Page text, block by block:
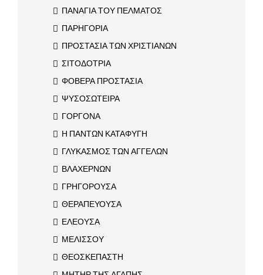
ΠΑΝΑΓΙΑ ΤΟΥ ΠΕΛΜΑΤΟΣ
ΠΑΡΗΓΟΡΙΑ
ΠΡΟΣΤΑΣΙΑ ΤΩΝ ΧΡΙΣΤΙΑΝΩΝ
ΣΙΤΟΔΟΤΡΙΑ
ΦΟΒΕΡΑ ΠΡΟΣΤΑΣΙΑ
ΨΥΣΟΣΩΤΕΙΡΑ
ΓΟΡΓΟΝΑ
Η ΠΑΝΤΩΝ ΚΑΤΑΦΥΓΗ
ΓΛΥΚΑΣΜΟΣ ΤΩΝ ΑΓΓΕΛΩΝ
ΒΛΑΧΕΡΝΩΝ
ΓΡΗΓΟΡΟΥΣΑ
ΘΕΡΑΠΕΥΟΥΣΑ
ΕΛΕΟΥΣΑ
ΜΕΛΙΣΣΟΥ
ΘΕΟΣΚΕΠΑΣΤΗ